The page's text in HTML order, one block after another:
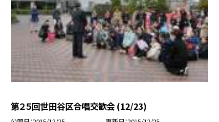
第２５回世田谷区合唱交歓会 (12/23)